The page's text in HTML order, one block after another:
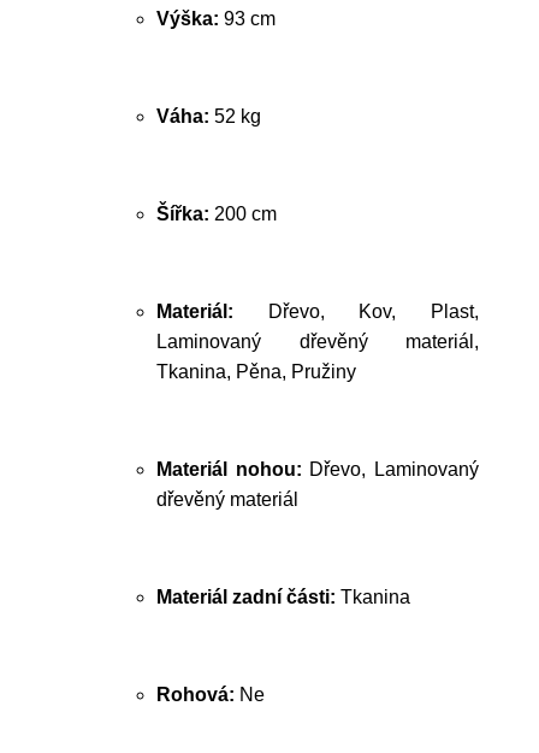
Výška: 93 cm
Váha: 52 kg
Šířka: 200 cm
Materiál: Dřevo, Kov, Plast,
Laminovaný dřevěný materiál,
Tkanina, Pěna, Pružiny
Materiál nohou: Dřevo, Laminovaný
dřevěný materiál
Materiál zadní části: Tkanina
Rohová: Ne